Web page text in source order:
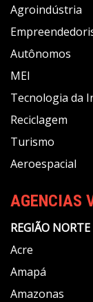
Agroindústria
Autônomos
MEI
Tecnologia da
Reciclagem
Turismo
Aeroespacial
AGENCIAS
REGIÃO NORTE
Acre
Amapá
Amazonas